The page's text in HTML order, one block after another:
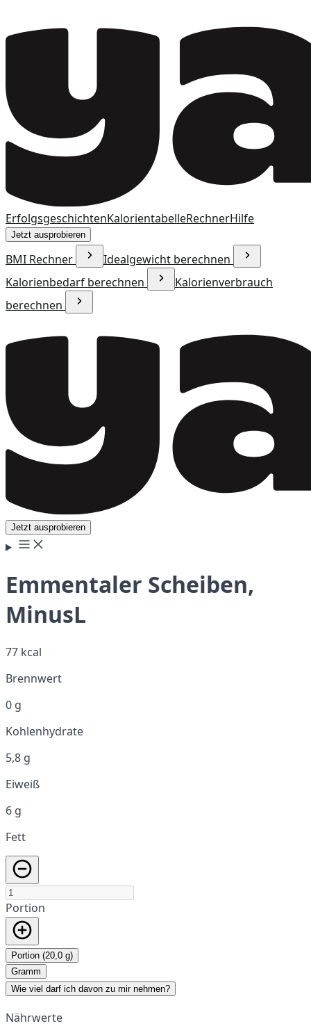
ErfolgsgeschichtenKalorientabelleRechnerHilfe
Jetzt ausprobieren
BMI Rechner
Idealgewicht berechnen
Kalorienbedarf berechnen
Kalorienverbrauch
berechnen
Jetzt ausprobieren
Emmentaler Scheiben,
MinusL
77 kcal
Brennwert
0 g
Kohlenhydrate
5,8 g
Eiweiß
6 g
Fett
Portion
Portion (20,0 g)
Gramm
Wie viel darf ich davon zu mir nehmen?
Nährwerte